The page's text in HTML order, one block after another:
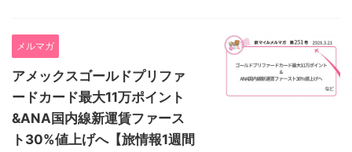
メルマガ
アメックスゴールドプリファ
ードカード最大11万ポイント
&ANA国内線新運賃ファース
ト30%値上げへ【旅情報1週間